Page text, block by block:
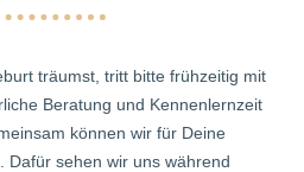
träumst, tritt bitte frühzeitig mit
Beratung und Kennenlernzeit
können wir für Deine
Dafür sehen wir uns während